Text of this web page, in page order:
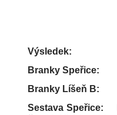
Výsledek:
Branky Speřice:
Branky Líšeň B:
Sestava Speřice: